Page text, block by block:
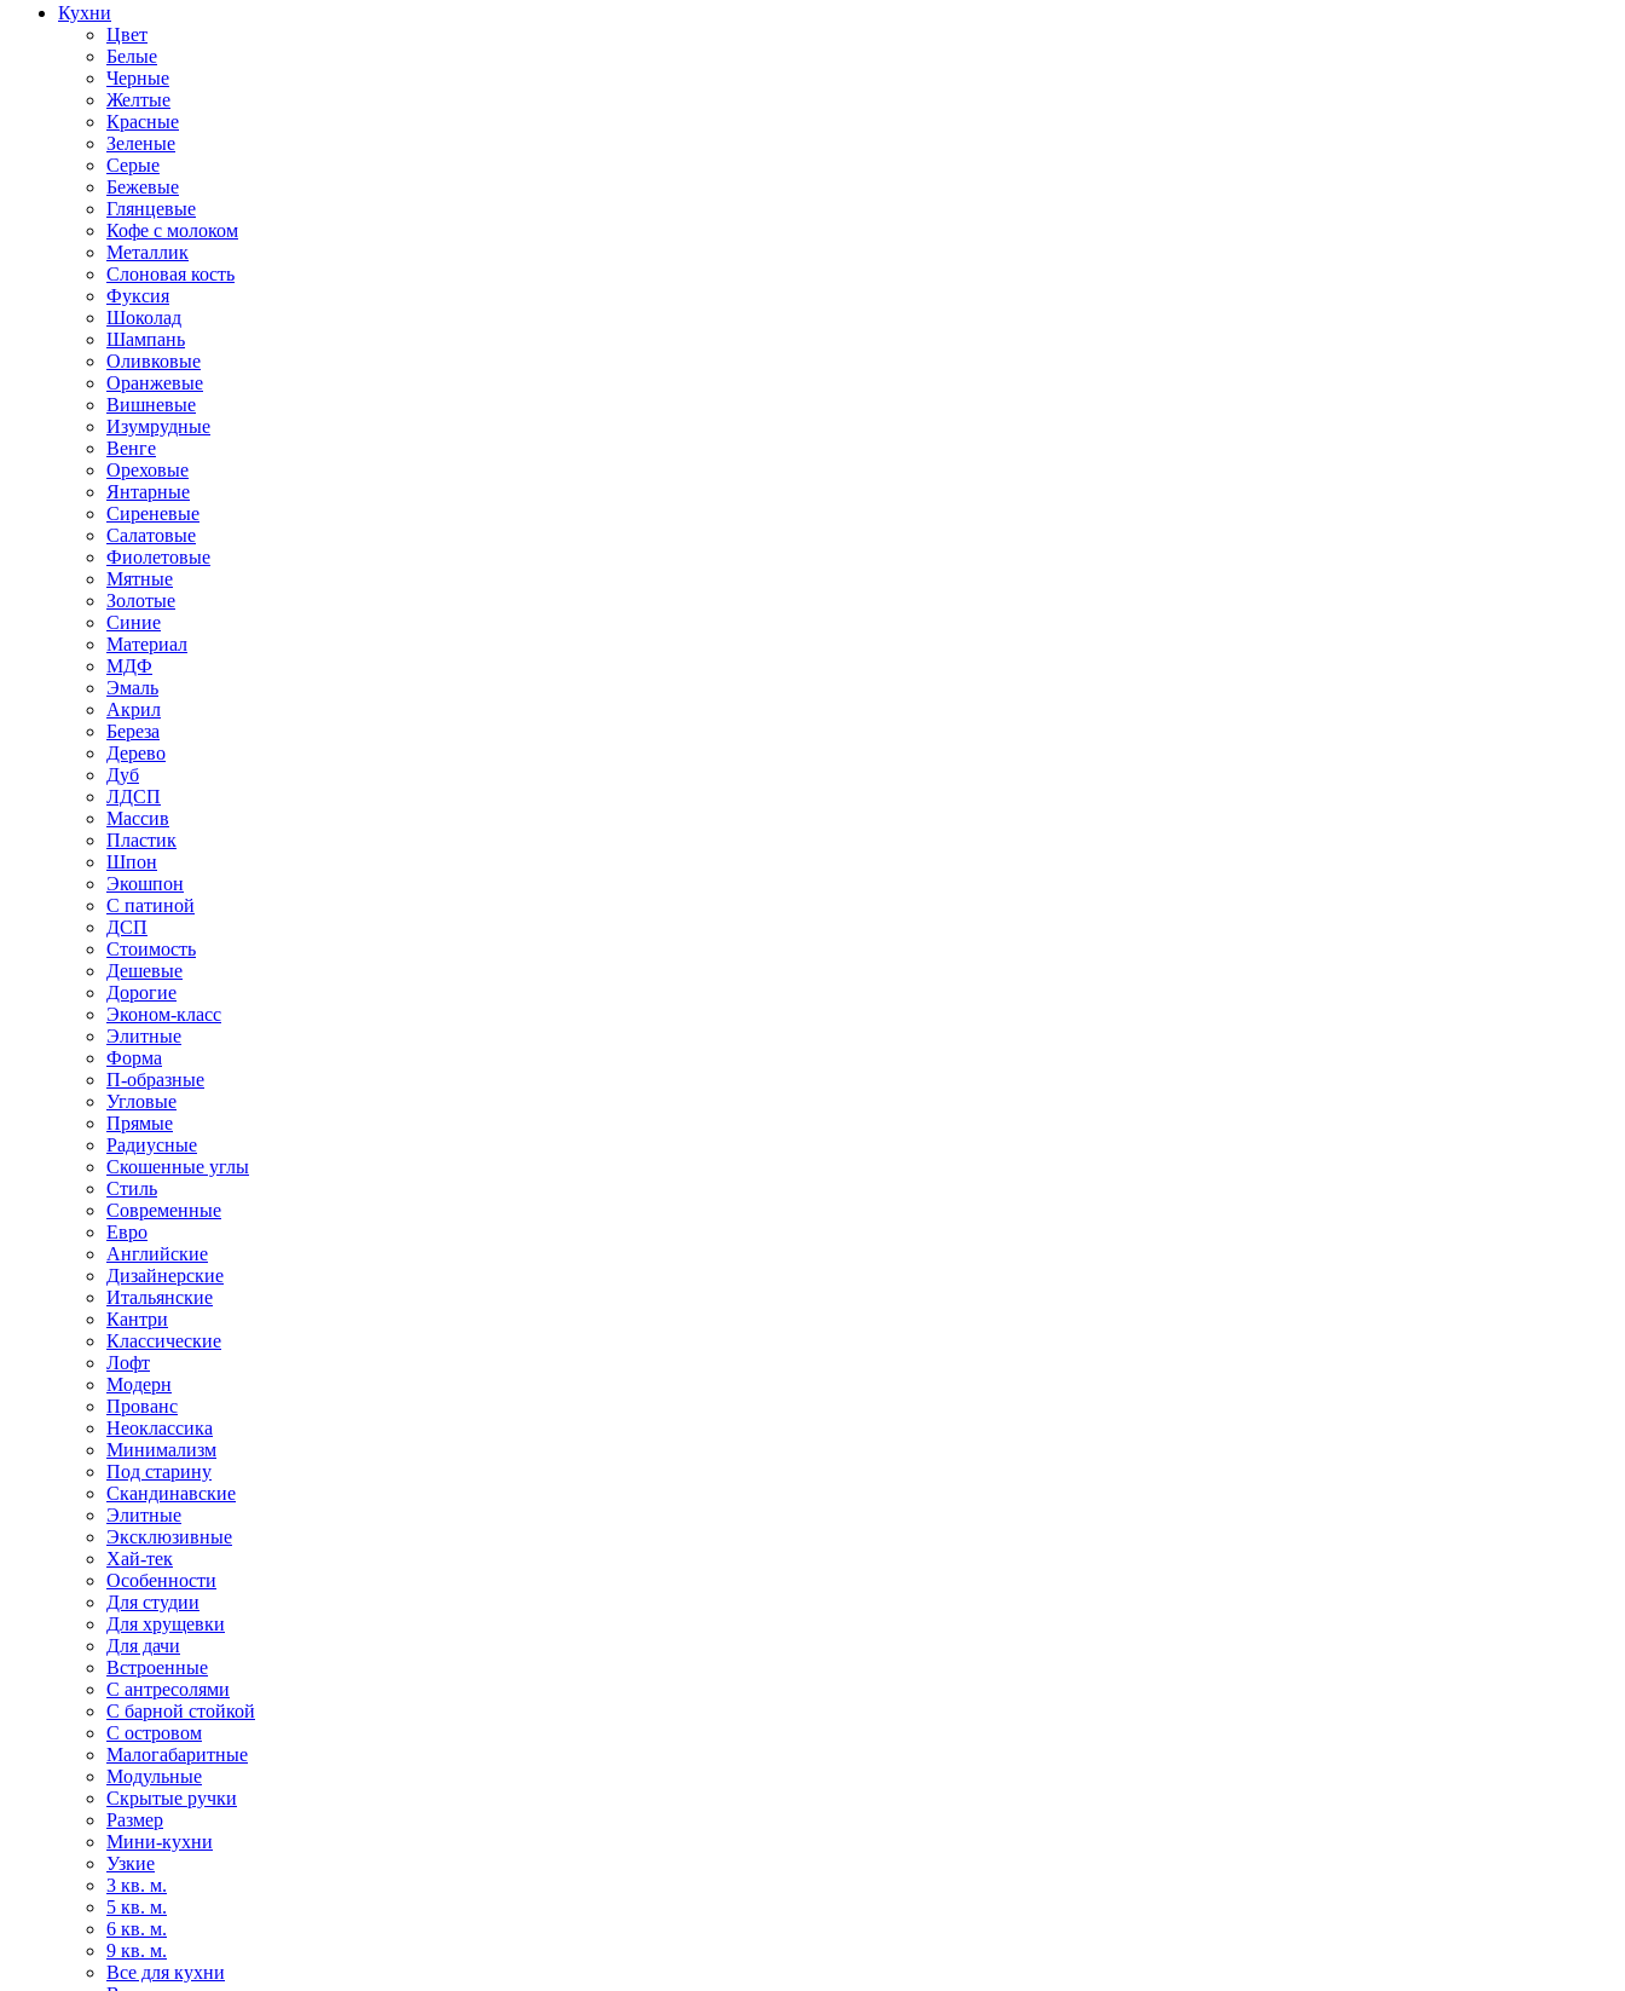
Кухни
Цвет
Белые
Черные
Желтые
Красные
Зеленые
Серые
Бежевые
Глянцевые
Кофе с молоком
Металлик
Слоновая кость
Фуксия
Шоколад
Шампань
Оливковые
Оранжевые
Вишневые
Изумрудные
Венге
Ореховые
Янтарные
Сиреневые
Салатовые
Фиолетовые
Мятные
Золотые
Синие
Материал
МДФ
Эмаль
Акрил
Береза
Дерево
Дуб
ЛДСП
Массив
Пластик
Шпон
Экошпон
С патиной
ДСП
Стоимость
Дешевые
Дорогие
Эконом-класс
Элитные
Форма
П-образные
Угловые
Прямые
Радиусные
Скошенные углы
Стиль
Современные
Евро
Английские
Дизайнерские
Итальянские
Кантри
Классические
Лофт
Модерн
Прованс
Неоклассика
Минимализм
Под старину
Скандинавские
Элитные
Эксклюзивные
Хай-тек
Особенности
Для студии
Для хрущевки
Для дачи
Встроенные
С антресолями
С барной стойкой
С островом
Малогабаритные
Модульные
Скрытые ручки
Размер
Мини-кухни
Узкие
3 кв. м.
5 кв. м.
6 кв. м.
9 кв. м.
Все для кухни